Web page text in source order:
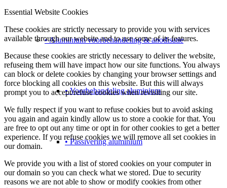
• Aluminium voorbehandeling & anodisatie
• Voorbehandeling aluminium
• Passivering aluminium
Essential Website Cookies
These cookies are strictly necessary to provide you with services
available through our website and to use some of its features.
Because these cookies are strictly necessary to deliver the website,
refuseing them will have impact how our site functions. You always
can block or delete cookies by changing your browser settings and
force blocking all cookies on this website. But this will always
prompt you to accept/refuse cookies when revisiting our site.
We fully respect if you want to refuse cookies but to avoid asking
you again and again kindly allow us to store a cookie for that. You
are free to opt out any time or opt in for other cookies to get a better
experience. If you refuse cookies we will remove all set cookies in
our domain.
We provide you with a list of stored cookies on your computer in
our domain so you can check what we stored. Due to security
reasons we are not able to show or modify cookies from other